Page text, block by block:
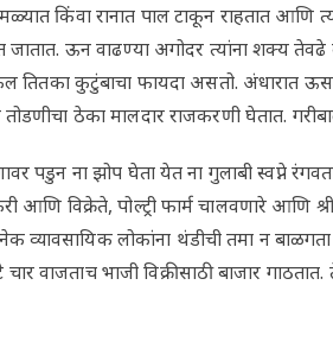
किंवा रानात पाल टाकून राहतात आणि
ऊन वाढण्या अगोदर त्यांना शक्य
कुटुंबाचा फायदा असतो. अंधारात
ठेका मालदार राजकरणी घेतात.
पडुन ना झोप घेता येत ना गुलाबी स्वप्ने
विक्रेते, पोल्ट्री फार्म चालवणारे आणि
लोकांना थंडीची तमा न
चार वाजताच भाजी विक्रीसाठी बाजार